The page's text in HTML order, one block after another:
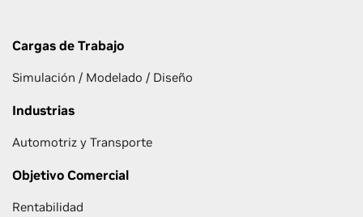
Cargas de Trabajo
Simulación / Modelado / Diseño
Industrias
Automotriz y Transporte
Objetivo Comercial
Rentabilidad